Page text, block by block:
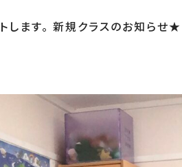
します。 新規クラスのお知ら